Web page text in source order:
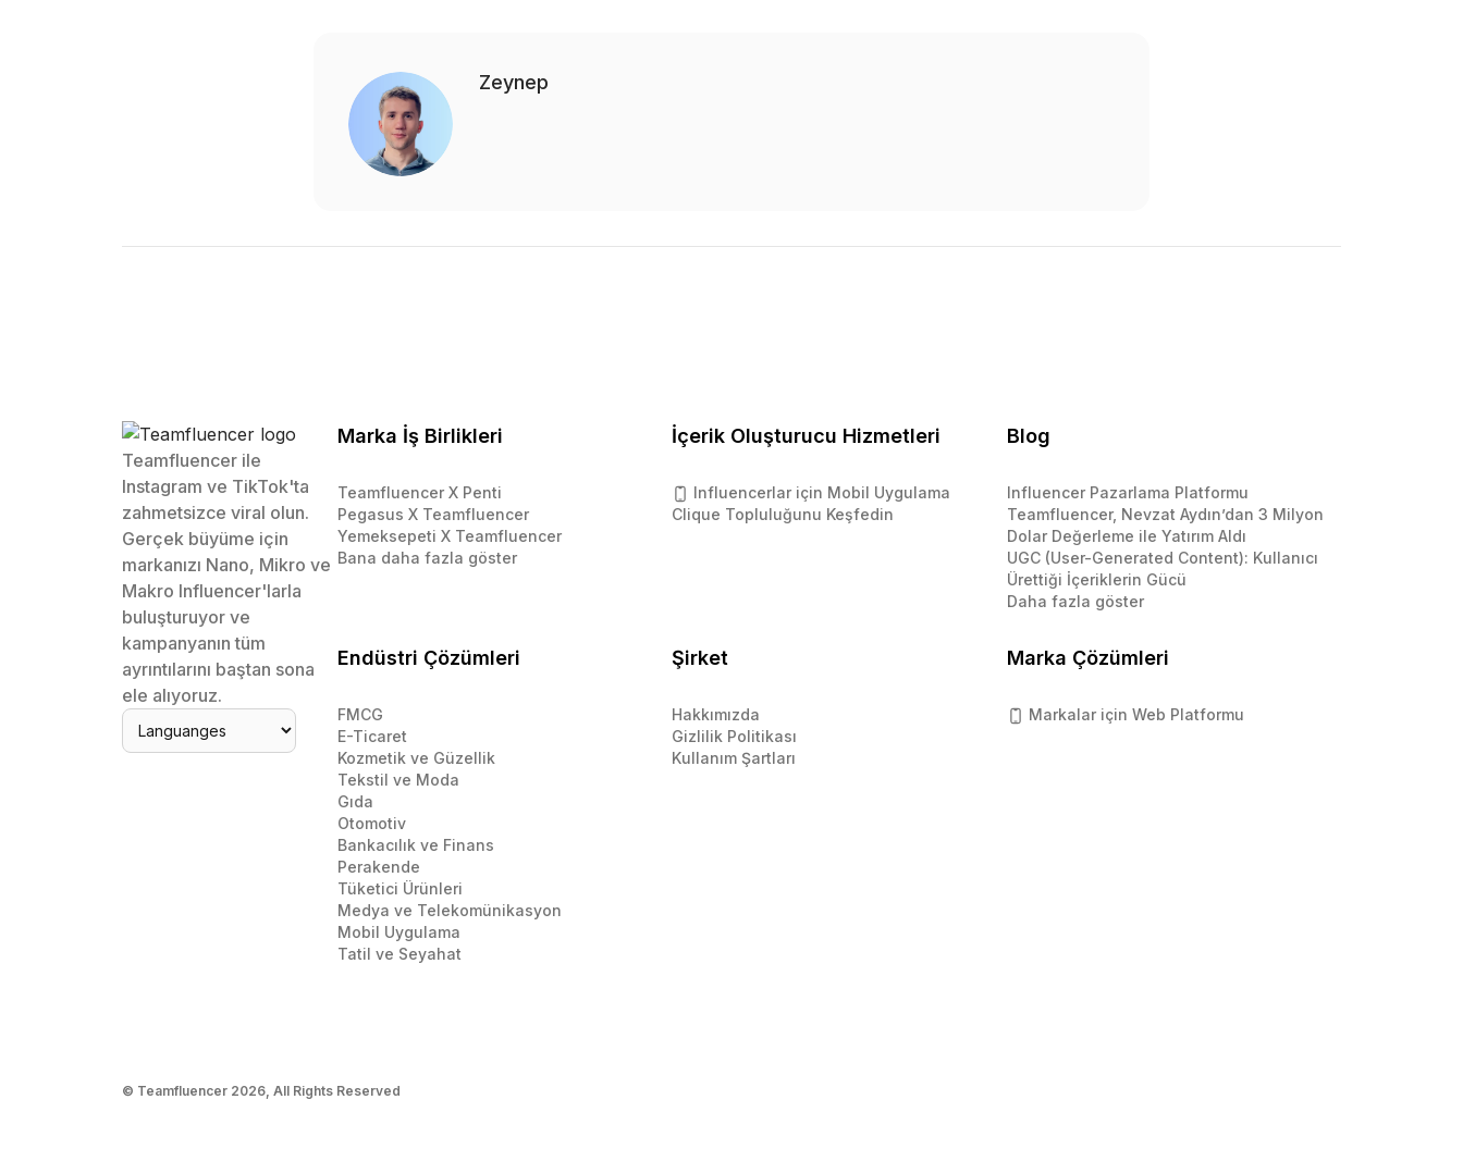
Zeynep
Teamfluencer ile
Instagram ve TikTok'ta
zahmetsizce viral olun.
Gerçek büyüme için
markanızı Nano, Mikro ve
Makro Influencer'larla
buluşturuyor ve
kampanyanın tüm
ayrıntılarını baştan sona
ele alıyoruz.
Marka İş Birlikleri
Teamfluencer X Penti
Pegasus X Teamfluencer
Yemeksepeti X Teamfluencer
Bana daha fazla göster
İçerik Oluşturucu Hizmetleri
Influencerlar için Mobil Uygulama
Clique Topluluğunu Keşfedin
Blog
Influencer Pazarlama Platformu
Teamfluencer, Nevzat Aydın’dan 3 Milyon
Dolar Değerleme ile Yatırım Aldı
UGC (User-Generated Content): Kullanıcı
Ürettiği İçeriklerin Gücü
Daha fazla göster
Endüstri Çözümleri
FMCG
E-Ticaret
Kozmetik ve Güzellik
Tekstil ve Moda
Gıda
Otomotiv
Bankacılık ve Finans
Perakende
Tüketici Ürünleri
Medya ve Telekomünikasyon
Mobil Uygulama
Tatil ve Seyahat
Şirket
Hakkımızda
Gizlilik Politikası
Kullanım Şartları
Marka Çözümleri
Markalar için Web Platformu
© Teamfluencer 2026, All Rights Reserved